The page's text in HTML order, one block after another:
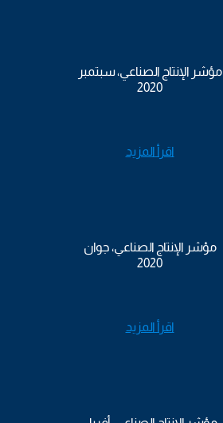
مؤشر الإنتاج الصناعي، سبتمبر
2020
اقرأ المزيد
مؤشر الإنتاج الصناعي، جوان
2020
اقرأ المزيد